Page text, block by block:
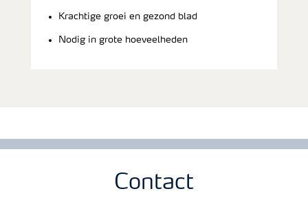
Krachtige groei en gezond blad
Nodig in grote hoeveelheden
Contact